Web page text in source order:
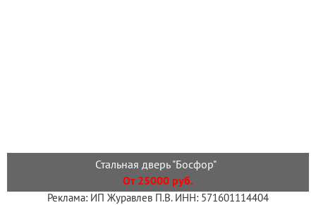
Стальная дверь "Босфор"
От 25000 руб.
Реклама: ИП Журавлев П.В. ИНН: 571601114404